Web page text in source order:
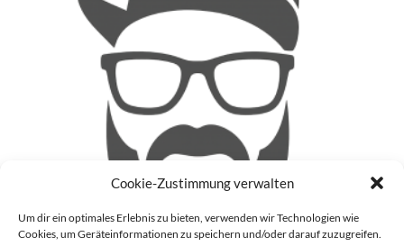
Cookie-Zustimmung verwalten
Um dir ein optimales Erlebnis zu bieten, verwenden wir Technologien wie
Cookies, um Geräteinformationen zu speichern und/oder darauf zuzugreifen.